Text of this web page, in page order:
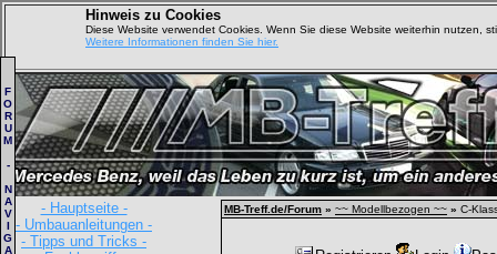
Hinweis zu Cookies
Diese Website verwendet Cookies. Wenn Sie diese Website weiterhin nutzen,
Weitere Informationen finden Sie hier.
- Hauptseite -
- Umbauanleitungen -
- Tipps und Tricks -
F
O
R
U
M
-
N
A
V
I
G
A
MB-Treff.de/Forum » ~~ Modellbezogen ~~ » C-